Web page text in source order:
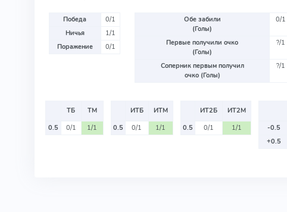
Победа
0/1
Ничья
1/1
Поражение
0/1
Обе забили
(Голы)
0/1
Первые получили очко
(Голы)
?/1
Соперник первым получил
очко (Голы)
?/1
ТБ
ТМ
0.5
0/1 1/1
ИТБ
ИТМ
0.5
0/1 1/1
ИТ2Б
ИТ2М
0.5
0/1 1/1
-0.5
+0.5